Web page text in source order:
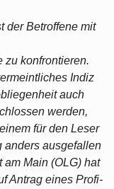
der Betroffene mit
zu konfrontieren.
Indiz
auch
werden,
für den Leser
anders ausgefallen
Main (OLG) hat
Antrag eines Profi-